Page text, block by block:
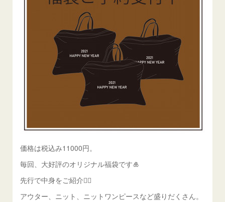
価格は税込み11000円。
毎回、大好評のオリジナル福袋です🎍
先行で中身をご紹介💁‍♀️
アウター、ニット、ニットワンピースなど盛りだくさん。